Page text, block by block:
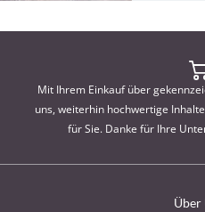
Mit Ihrem Einkauf über
uns, weiterhin hochwertige
für Sie. Danke für Ihre
Über